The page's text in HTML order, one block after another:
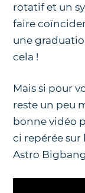
rotatif et un
faire
une
cela !
Mais si pour
reste un peu
bonne vidéo
ci repérée
Astro